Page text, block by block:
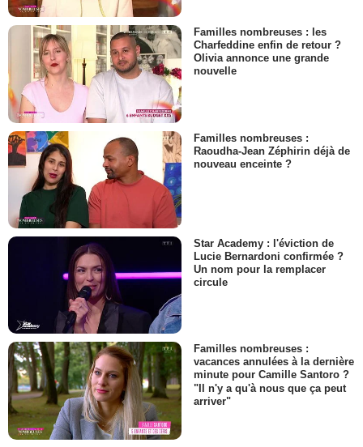
Familles nombreuses : les
Charfeddine enfin de retour ?
Olivia annonce une grande
nouvelle
Familles nombreuses :
Raoudha-Jean Zéphirin déjà de
nouveau enceinte ?
Star Academy : l'éviction de
Lucie Bernardoni confirmée ?
Un nom pour la remplacer
circule
Familles nombreuses :
vacances annulées à la dernière
minute pour Camille Santoro ?
"Il n'y a qu'à nous que ça peut
arriver"